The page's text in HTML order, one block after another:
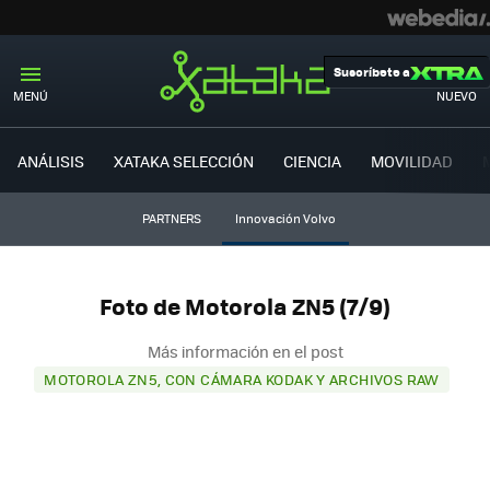
MENÚ NUEVO
Suscríbete a
ANÁLISIS XATAKA SELECCIÓN CIENCIA MOVILIDAD
PARTNERS Innovación Volvo
Foto de Motorola ZN5 (7/9)
Más información en el post
MOTOROLA ZN5, CON CÁMARA KODAK Y ARCHIVOS RAW